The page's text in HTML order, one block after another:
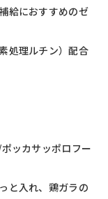
給におすすめのゼ
処理ルチン）配合
ッカサッポロフー
と入れ、鶏ガラの